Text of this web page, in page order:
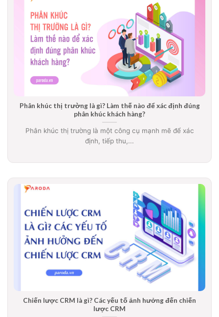
Phân khúc thị trường là gì? Làm thế nào để xác định đúng
phân khúc khách hàng?
Phân khúc thị trường là một công cụ mạnh mẽ để xác
định, tiếp thu,...
Chiến lược CRM là gì? Các yếu tố ảnh hưởng đến chiến
lược CRM